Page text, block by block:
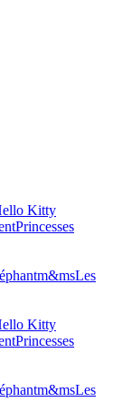
Kitty
Princesses
m&msLes
Kitty
Princesses
m&msLes